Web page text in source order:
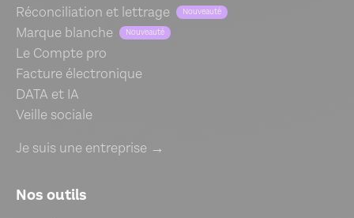
Réconciliation et lettrage
Nouveauté
Marque blanche Nouveauté
Le Compte pro
Facture électronique
DATA et IA
Veille sociale
Je suis une entreprise →
Nos outils